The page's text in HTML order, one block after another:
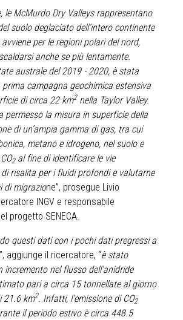
le McMurdo Dry Valleys rappresentano
suolo deglaciato dell’intero continente
per le regioni polari del nord,
anche se più lentamente.
australe del 2019 - 2020, è stata
campagna geochimica estensiva
di circa 22 km2nella Taylor Valley.
permesso la misura in superficie della
di un’ampia gamma di gas, tra cui
metano e idrogeno, nel suolo e
2al fine di identificare le vie
risalita per i fluidi profondi e valutarne
di migrazione”, prosegue Livio
INGV e responsabile
progetto SENECA.
questi dati con i pochi dati pregressi a
”, aggiunge il ricercatore, “è stato
incremento nel flusso dell'anidride
pari a circa 15 tonnellate al giorno
21.6 km2. Infatti, l’emissione di CO2
il periodo estivo è circa 448.5